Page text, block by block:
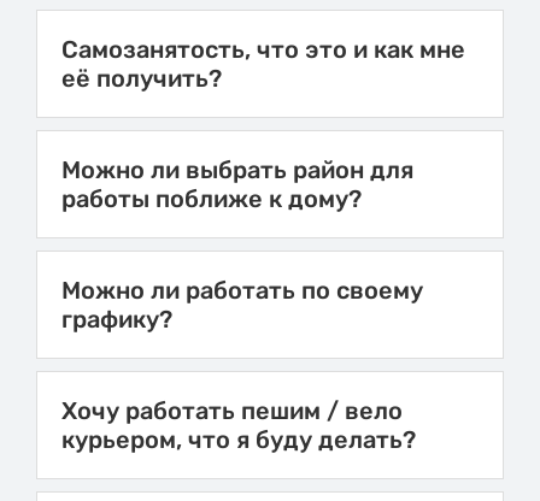
Самозанятость, что это и как мне
её получить?
Можно ли выбрать район для
работы поближе к дому?
Можно ли работать по своему
графику?
Хочу работать пешим / вело
курьером, что я буду делать?